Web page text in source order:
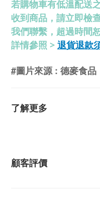
若購物車有低溫配送
收到商品，請立即檢
我們聯繫，超過時間
詳情參照 > 退貨退款
#圖片來源 : 德麥食品
了解更多
顧客評價